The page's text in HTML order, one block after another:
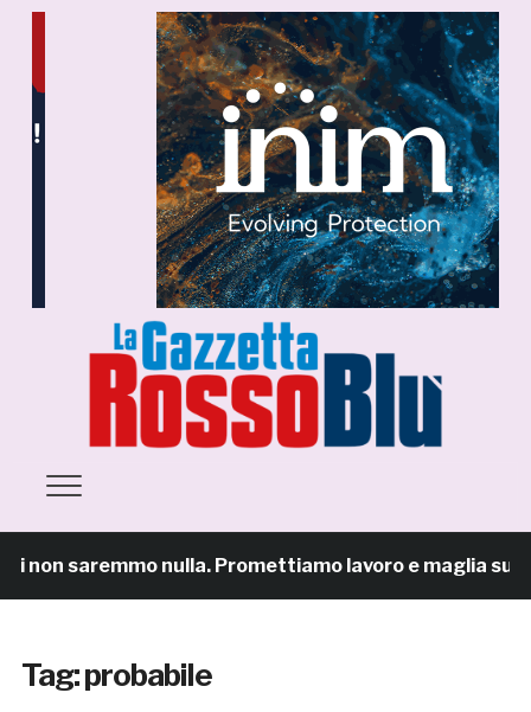
saremmo nulla. Promettiamo lavoro e maglia sudata»
Tag:probabile